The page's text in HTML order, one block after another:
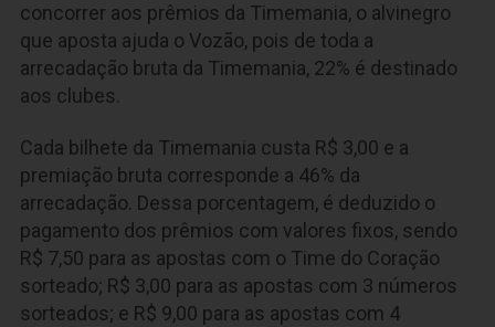
concorrer aos prêmios da Timemania, o alvinegro
que aposta ajuda o Vozão, pois de toda a
arrecadação bruta da Timemania, 22% é destinado
aos clubes.
Cada bilhete da Timemania custa R$ 3,00 e a
premiação bruta corresponde a 46% da
arrecadação. Dessa porcentagem, é deduzido o
pagamento dos prêmios com valores fixos, sendo
R$ 7,50 para as apostas com o Time do Coração
sorteado; R$ 3,00 para as apostas com 3 números
sorteados; e R$ 9,00 para as apostas com 4